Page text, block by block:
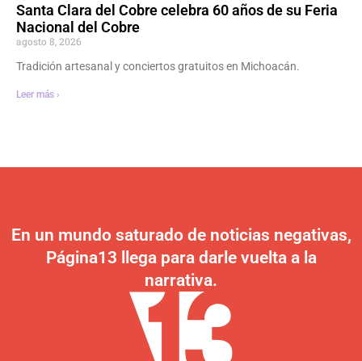
Santa Clara del Cobre celebra 60 años de su Feria
Nacional del Cobre
agosto 8, 2026
Tradición artesanal y conciertos gratuitos en Michoacán.
Leer más ›
En un mundo saturado de noticias negativas,
Página13 llega para darle vuelta a la
narrativa.